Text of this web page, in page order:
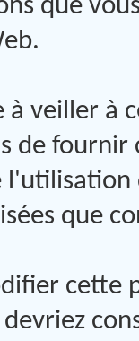
que
à veiller à
de
que
cette